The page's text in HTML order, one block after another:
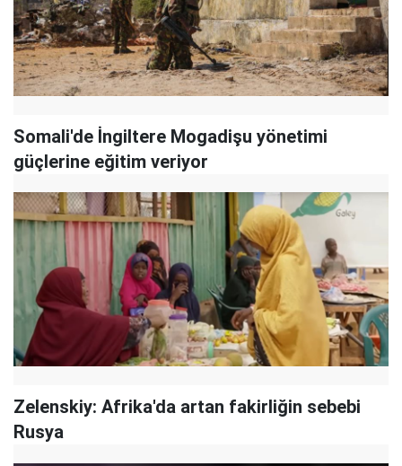
Somali'de İngiltere Mogadişu yönetimi
güçlerine eğitim veriyor
Zelenskiy: Afrika'da artan fakirliğin sebebi
Rusya